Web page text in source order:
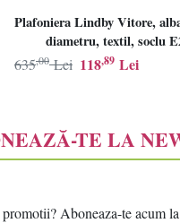
Plafoniera Lindby Vitore,
diametru, textil, soclu
118,89 Lei
635,00 Lei
TE LA
Aboneaza-te acum